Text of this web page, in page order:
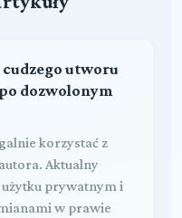
cudzego utworu
dozwolonym
korzystać z
Aktualny
prywatnym i
w prawie